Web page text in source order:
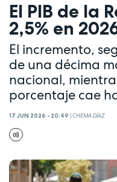
El PIB de la
2,5% en
El incremento,
de una décima
nacional,
porcentaje cae
17 JUN 2026 - 20:49 |CHEMA DÍAZ